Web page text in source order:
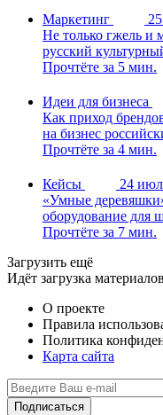
Маркетинг
Не только гжель и
русский
Прочтёте за 5 мин.
Идеи для бизнеса
Как приход
на бизнес
Прочтёте за 4 мин.
Кейсы
24
«Умные
оборудование для
Прочтёте за 7 мин.
Загрузить ещё
Идёт загрузка материалов
О проекте
Правила
Политика
Карта сайта